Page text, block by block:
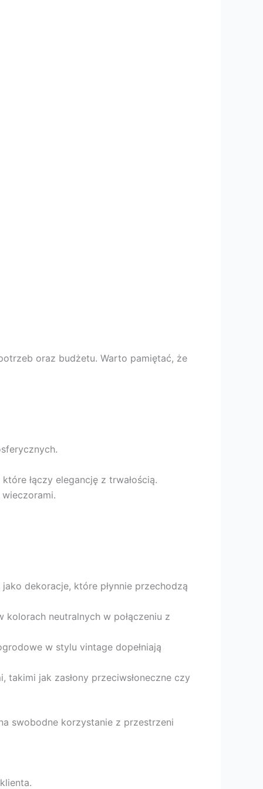
oraz budżetu. Warto pamiętać, że
łączy elegancję z trwałością.
dekoracje, które płynnie przechodzą
neutralnych w połączeniu z
w stylu vintage dopełniają
jak zasłony przeciwsłoneczne czy
swobodne korzystanie z przestrzeni